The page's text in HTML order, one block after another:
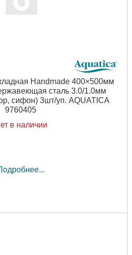
Handmade 400×500мм
сталь 3.0/1.0мм
сифон) 3шт/уп. AQUATICA
9760405
в наличии